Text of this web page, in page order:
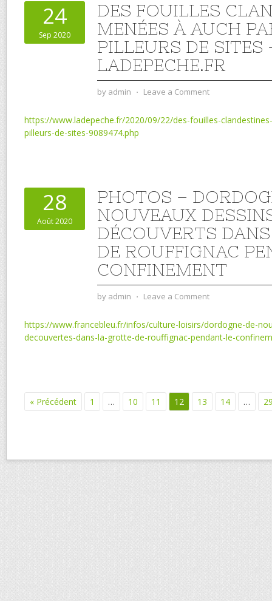
24
Sep 2020
DES FOUILLES
MENÉES À AUCH
PILLEURS DE SITES
LADEPECHE.FR
by admin ⋅ Leave a Comment
https://www.ladepeche.fr/2020/09/22/des-fouilles-
pilleurs-de-sites-9089474.php
28
Août 2020
PHOTOS –
NOUVEAUX
DÉCOUVERTS
DE ROUFFIGNAC
CONFINEMENT
by admin ⋅ Leave a Comment
https://www.francebleu.fr/infos/culture-loisirs/dordogne-de-
decouvertes-dans-la-grotte-de-rouffignac-pendant-le-
« Précédent 1 … 10 11 12 13 14 …